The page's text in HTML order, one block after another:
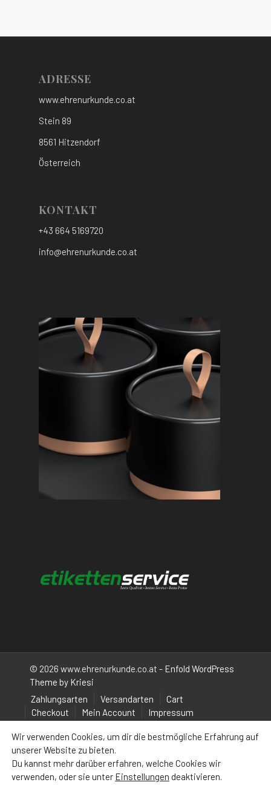
ADRESSE
www.ehrenurkunde.co.at
Stein 89
8561 Hitzendorf
Österreich
KONTAKT
+43 664 5169720
info@ehrenurkunde.co.at
© 2026 www.ehrenurkunde.co.at - Enfold WordPress
Theme by Kriesi
Zahlungsarten
Versandarten
Cart
Checkout
Mein Account Impressum
Wir verwenden Cookies, um dir die bestmögliche Erfahrung auf
unserer Website zu bieten.
Du kannst mehr darüber erfahren, welche Cookies wir
verwenden, oder sie unter Einstellungen deaktivieren.